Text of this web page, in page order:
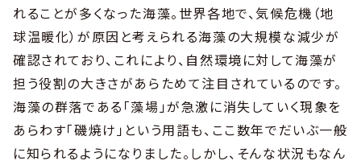
れることが多くなった海藻。世界各地で、気候危機（地
球温暖化）が原因と考えられる海藻の大規模な減少が
確認されており、これにより、自然環境に対して海藻が
担う役割の大きさがあらためて注目されているのです。
海藻の群落である「藻場」が急激に消失していく現象を
あらわす「磯焼け」という用語も、ここ数年でだいぶ一般
に知られるようになりました。しかし、そんな状況もなん